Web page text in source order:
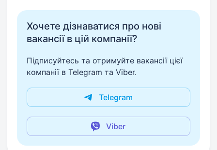
Хочете дізнаватися про нові
вакансії в цій компанії?
Підписуйтесь та отримуйте вакансії цієї
компанії в Telegram та Viber.
Telegram
Viber